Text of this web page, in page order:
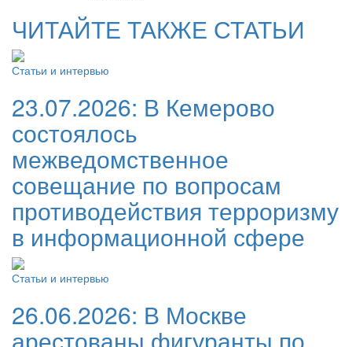
ЧИТАЙТЕ ТАКЖЕ СТАТЬИ
Статьи и интервью
23.07.2026: В Кемерово
состоялось
межведомственное
совещание по вопросам
противодействия терроризму
в информационной сфере
Статьи и интервью
26.06.2026: В Москве